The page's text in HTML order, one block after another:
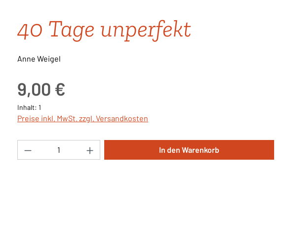
40 Tage unperfekt
Anne Weigel
9,00 €
Inhalt: 1
Preise inkl. MwSt. zzgl. Versandkosten
Produkt Anzahl: Gib den gewünschten Wert ein
In den Warenkorb